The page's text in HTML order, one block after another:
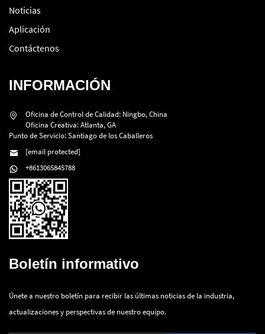
Noticias
Aplicación
Contáctenos
INFORMACIÓN
Oficina de Control de Calidad: Ningbo, China
Oficina Creativa: Atlanta, GA
Punto de Servicio: Santiago de los Caballeros
[email protected]
+8613065845788
Boletín informativo
Únete a nuestro boletín para recibir las últimas noticias de la industria,
actualizaciones y perspectivas de nuestro equipo.